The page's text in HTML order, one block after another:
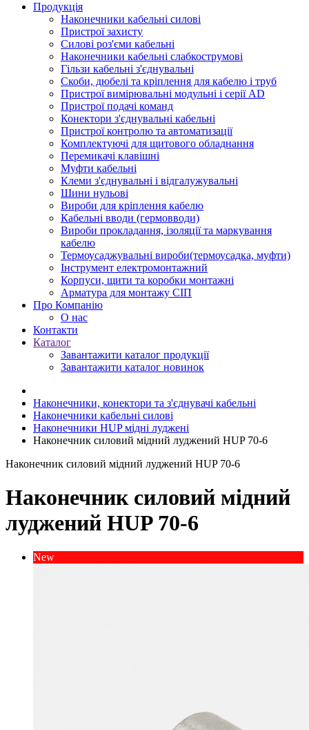
Продукція
Наконечники кабельні силові
Пристрої захисту
Силові роз'єми кабельні
Наконечники кабельні слабкострумові
Гільзи кабельні з'єднувальні
Скоби, дюбелі та кріплення для кабелю і труб
Пристрої вимірювальні модульні і серії AD
Пристрої подачі команд
Конектори з'єднувальні кабельні
Пристрої контролю та автоматизації
Комплектуючі для щитового обладнання
Перемикачі клавішні
Муфти кабельні
Клеми з'єднувальні і відгалужувальні
Шини нульові
Вироби для кріплення кабелю
Кабельні вводи (гермовводи)
Вироби прокладання, iзоляції та маркування
кабелю
Термоусаджувальні вироби(термоусадка, муфти)
Інструмент електромонтажний
Корпуси, щити та коробки монтажні
Арматура для монтажу СІП
Про Компанію
О нас
Контакти
Каталог
Завантажити каталог продукції
Завантажити каталог новинок
Наконечники, конектори та з'єднувачі кабельні
Наконечники кабельні силові
Наконечники HUP мідні луджені
Наконечник силовий мідний луджений HUP 70-6
Наконечник силовий мідний луджений HUP 70-6
Наконечник силовий мідний
луджений HUP 70-6
New